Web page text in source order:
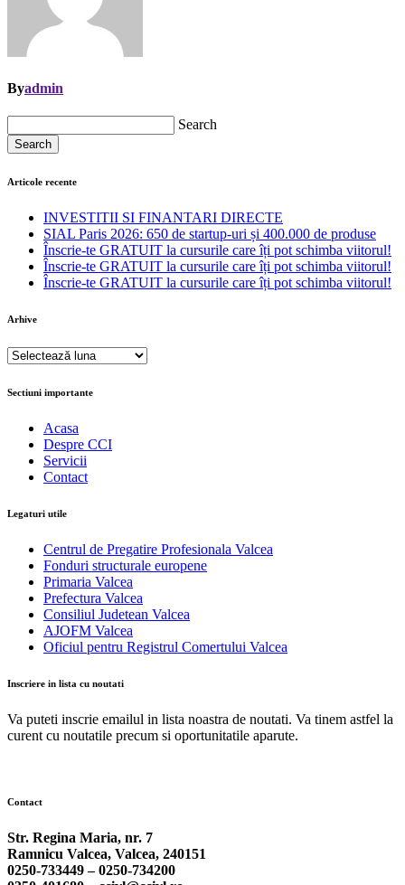
Byadmin
Search
Search
Articole recente
INVESTITII SI FINANTARI DIRECTE
SIAL Paris 2026: 650 de startup-uri și 400.000 de produse
Înscrie-te GRATUIT la cursurile care îți pot schimba viitorul!
Înscrie-te GRATUIT la cursurile care îți pot schimba viitorul!
Înscrie-te GRATUIT la cursurile care îți pot schimba viitorul!
Arhive
Arhive
Sectiuni importante
Acasa
Despre CCI
Servicii
Contact
Legaturi utile
Centrul de Pregatire Profesionala Valcea
Fonduri structurale europene
Primaria Valcea
Prefectura Valcea
Consiliul Judetean Valcea
AJOFM Valcea
Oficiul pentru Registrul Comertului Valcea
Inscriere in lista cu noutati
Va puteti inscrie emailul in lista noastra de noutati. Va tinem astfel la
curent cu noutatile precum si oportunitatile aparute.
Contact
Str. Regina Maria, nr. 7
Ramnicu Valcea, Valcea, 240151
0250-733449 –0250-734200